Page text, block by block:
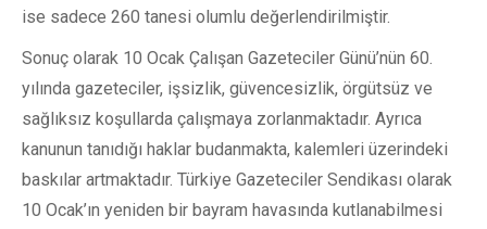
ise sadece 260 tanesi olumlu değerlendirilmiştir.
Sonuç olarak 10 Ocak Çalışan Gazeteciler Günü’nün 60.
yılında gazeteciler, işsizlik, güvencesizlik, örgütsüz ve
sağlıksız koşullarda çalışmaya zorlanmaktadır. Ayrıca
kanunun tanıdığı haklar budanmakta, kalemleri üzerindeki
baskılar artmaktadır. Türkiye Gazeteciler Sendikası olarak
10 Ocak’ın yeniden bir bayram havasında kutlanabilmesi